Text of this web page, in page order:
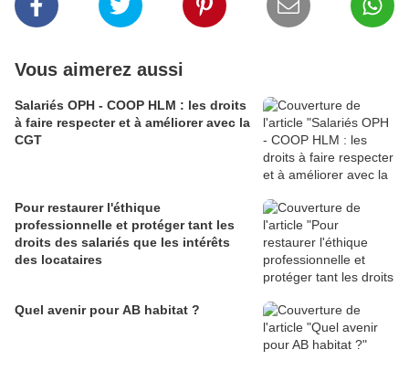
Vous aimerez aussi
Salariés OPH - COOP HLM : les droits
à faire respecter et à améliorer avec la
CGT
Pour restaurer l'éthique
professionnelle et protéger tant les
droits des salariés que les intérêts
des locataires
Quel avenir pour AB habitat ?